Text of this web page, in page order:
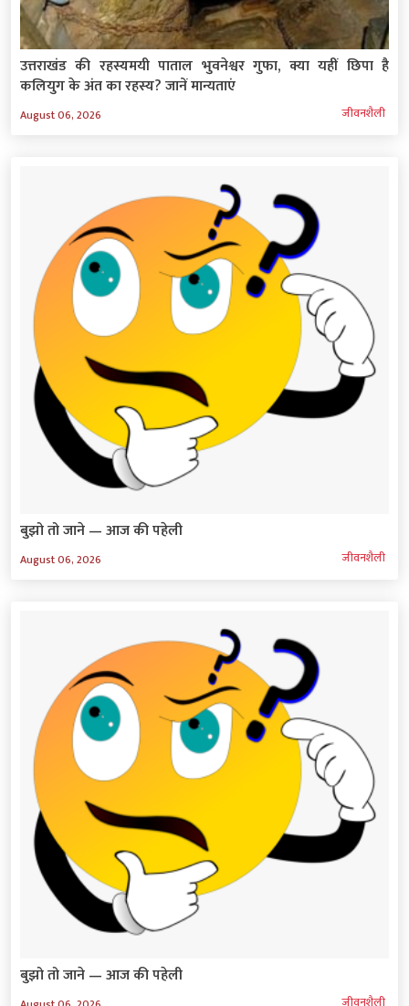
उत्तराखंड की रहस्यमयी पाताल भुवनेश्वर गुफा, क्या यहीं छिपा है
कलियुग के अंत का रहस्य? जानें मान्यताएं
August 06, 2026 जीवनशैली
बुझो तो जाने — आज की पहेली
August 06, 2026 जीवनशैली
बुझो तो जाने — आज की पहेली
जीवनशैली